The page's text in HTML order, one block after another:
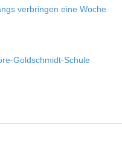
ver­brin­gen eine Woche
Goldschmidt-Schule